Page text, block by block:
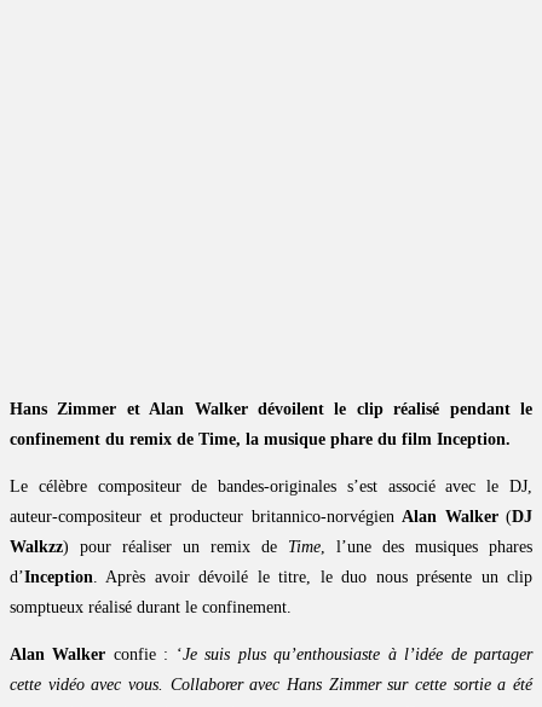
Hans Zimmer et Alan Walker dévoilent le clip réalisé pendant le
confinement du remix de Time, la musique phare du film Inception.
Le célèbre compositeur de bandes-originales s’est associé avec le DJ,
auteur-compositeur et producteur britannico-norvégien Alan Walker(DJ
Walkzz) pour réaliser un remix de Time, l’une des musiques phares
d’Inception. Après avoir dévoilé le titre, le duo nous présente un clip
somptueux réalisé durant le confinement.
Alan Walker confie : ‘Je suis plus qu’enthousiaste à l’idée de partager
cette vidéo avec vous. Collaborer avec Hans Zimmer sur cette sortie a été